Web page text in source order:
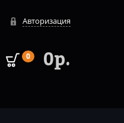
Авторизация
0 0р.